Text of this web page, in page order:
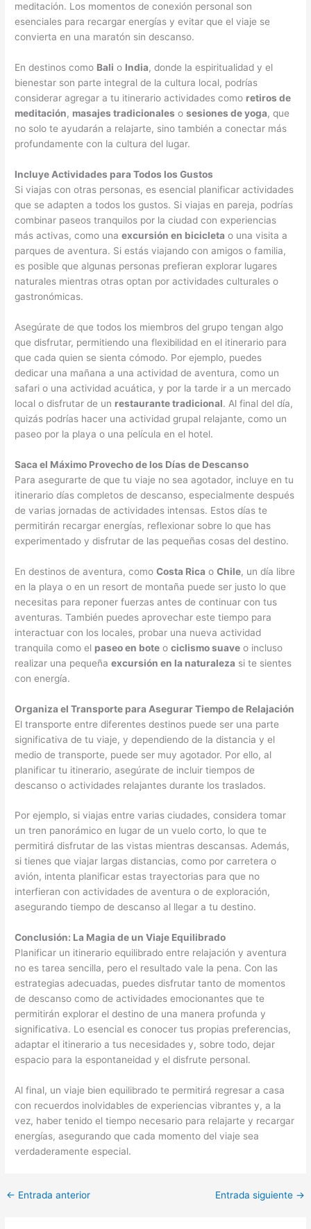
meditación. Los momentos de conexión personal son
esenciales para recargar energías y evitar que el viaje se
convierta en una maratón sin descanso.
En destinos como Bali o India, donde la espiritualidad y el
bienestar son parte integral de la cultura local, podrías
considerar agregar a tu itinerario actividades como retiros de
meditación, masajes tradicionales osesiones de yoga, que
no solo te ayudarán a relajarte, sino también a conectar más
profundamente con la cultura del lugar.
Incluye Actividades para Todos los Gustos
Si viajas con otras personas, es esencial planificar actividades
que se adapten a todos los gustos. Si viajas en pareja, podrías
combinar paseos tranquilos por la ciudad con experiencias
más activas, como unaexcursión en bicicleta o una visita a
parques de aventura. Si estás viajando con amigos o familia,
es posible que algunas personas prefieran explorar lugares
naturales mientras otras optan por actividades culturales o
gastronómicas.
Asegúrate de que todos los miembros del grupo tengan algo
que disfrutar, permitiendo una flexibilidad en el itinerario para
que cada quien se sienta cómodo. Por ejemplo, puedes
dedicar una mañana a una actividad de aventura, como un
safari o una actividad acuática, y por la tarde ir a un mercado
local o disfrutar de un restaurante tradicional. Al final del día,
quizás podrías hacer una actividad grupal relajante, como un
paseo por la playa o una película en el hotel.
Saca el Máximo Provecho de los Días de Descanso
Para asegurarte de que tu viaje no sea agotador, incluye en tu
itinerario días completos de descanso, especialmente después
de varias jornadas de actividades intensas. Estos días te
permitirán recargar energías, reflexionar sobre lo que has
experimentado y disfrutar de las pequeñas cosas del destino.
En destinos de aventura, comoCosta Rica oChile, un día libre
en la playa o en un resort de montaña puede ser justo lo que
necesitas para reponer fuerzas antes de continuar con tus
aventuras. También puedes aprovechar este tiempo para
interactuar con los locales, probar una nueva actividad
tranquila como el paseo en bote ociclismo suave o incluso
realizar una pequeñaexcursión en la naturaleza si te sientes
con energía.
Organiza el Transporte para Asegurar Tiempo de Relajación
El transporte entre diferentes destinos puede ser una parte
significativa de tu viaje, y dependiendo de la distancia y el
medio de transporte, puede ser muy agotador. Por ello, al
planificar tu itinerario, asegúrate de incluir tiempos de
descanso o actividades relajantes durante los traslados.
Por ejemplo, si viajas entre varias ciudades, considera tomar
un tren panorámico en lugar de un vuelo corto, lo que te
permitirá disfrutar de las vistas mientras descansas. Además,
si tienes que viajar largas distancias, como por carretera o
avión, intenta planificar estas trayectorias para que no
interfieran con actividades de aventura o de exploración,
asegurando tiempo de descanso al llegar a tu destino.
Conclusión: La Magia de un Viaje Equilibrado
Planificar un itinerario equilibrado entre relajación y aventura
no es tarea sencilla, pero el resultado vale la pena. Con las
estrategias adecuadas, puedes disfrutar tanto de momentos
de descanso como de actividades emocionantes que te
permitirán explorar el destino de una manera profunda y
significativa. Lo esencial es conocer tus propias preferencias,
adaptar el itinerario a tus necesidades y, sobre todo, dejar
espacio para la espontaneidad y el disfrute personal.
Al final, un viaje bien equilibrado te permitirá regresar a casa
con recuerdos inolvidables de experiencias vibrantes y, a la
vez, haber tenido el tiempo necesario para relajarte y recargar
energías, asegurando que cada momento del viaje sea
verdaderamente especial.
← Entrada anterior Entrada siguiente →